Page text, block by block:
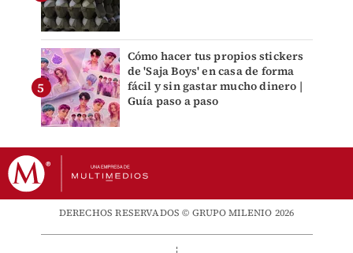
Cómo hacer tus propios stickers
de 'Saja Boys' en casa de forma
fácil y sin gastar mucho dinero |
Guía paso a paso
DERECHOS RESERVADOS © GRUPO MILENIO 2026